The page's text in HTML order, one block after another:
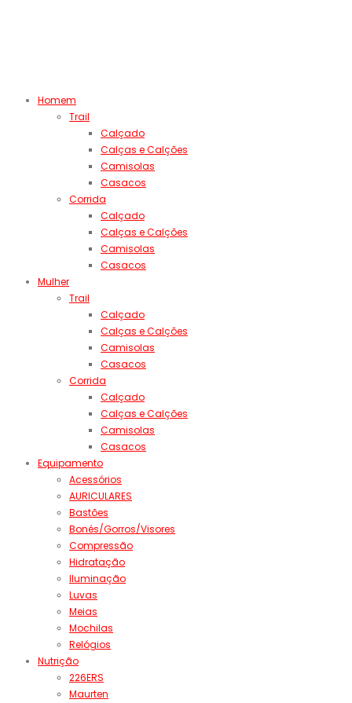
Homem
Trail
Calçado
Calças e Calções
Camisolas
Casacos
Corrida
Calçado
Calças e Calções
Camisolas
Casacos
Mulher
Trail
Calçado
Calças e Calções
Camisolas
Casacos
Corrida
Calçado
Calças e Calções
Camisolas
Casacos
Equipamento
Acessórios
AURICULARES
Bastões
Bonés/Gorros/Visores
Compressão
Hidratação
Iluminação
Luvas
Meias
Mochilas
Relógios
Nutrição
226ERS
Maurten